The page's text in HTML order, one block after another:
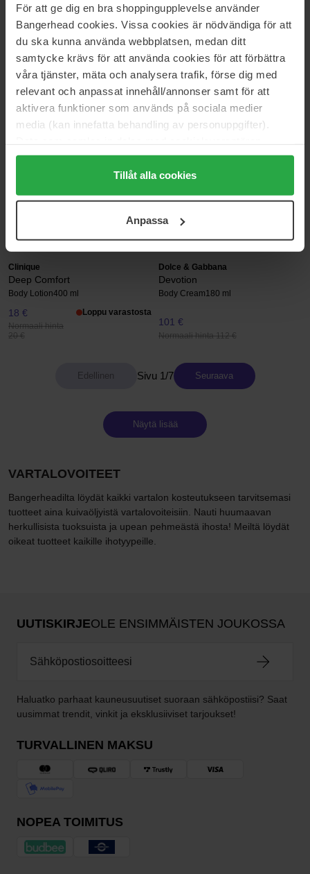
För att ge dig en bra shoppingupplevelse använder
Bangerhead cookies. Vissa cookies är nödvändiga för att
du ska kunna använda webbplatsen, medan ditt
samtycke krävs för att använda cookies för att förbättra
våra tjänster, mäta och analysera trafik, förse dig med
relevant och anpassat innehåll/annonser samt för att
aktivera funktioner som används på sociala medier
media (kan innefatta behandling av personuppgifter).
Genom att trycka på "Tillåt alla cookies" accepterar du
alla cookies, medan du under "Detaljer" kan anpassa
användningen av cookies. Du kan när som helst återkalla
samt vår Integritetspolicy.
Tillåt alla cookies
Anpassa
250 ml
18 €
Normaali hinta 22 €
500 ml
38 €
Normaali hinta
Loppu varastosta
Sol de Janeiro
Body Badalada Cheirosa 48
Skin Refresh Water Lotion
Sol de Janeiro
Bom Dia Bright Cream
240 ml
Body Lotion White Chocolate
250 ml
Normaali hinta 22 €
Round Lab
200 ml
26 €
Normaali hinta 30 €
Clinique
Deep Comfort
Body Lotion400 ml
18 €
Normaali hinta
20 €
Loppu varastosta
Dolce & Gabbana
Devotion
Body Cream180 ml
101 €
Normaali hinta 112 €
Sivu 1/7 Seuraava
Näytä lisää
VARTALOVOITEET
Bangerheadilta löydät kaikki vartalon kosteutukseen tarvitsemasi
tuotteet aina kuivaöljyistä vartalovoiteisiin. Nauti huumaavan
herkullisista tuoksuista ja upean pehmeästä ihosta! Meiltä löydät
oikeat tuotteet kaikille ihotyypeille.
UUTISKIRJEOLE ENSIMMÄISTEN JOUKOSSA
Haluatko parhaat kauneusuutiset suoraan sähköpostiisi? Saat
uusimmat trendit, vinkit ja eksklusiiviset tarjoukset!
TURVALLINEN MAKSU
NOPEA TOIMITUS